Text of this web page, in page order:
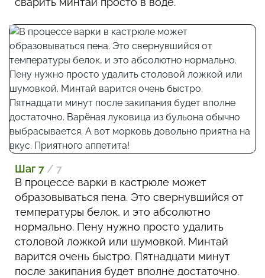
Шаг 7 / 7
В процессе варки в кастрюле может
образовываться пена. Это свернувшийся от
температуры белок, и это абсолютно
нормально. Пену нужно просто удалить
столовой ложкой или шумовкой. Минтай
варится очень быстро. Пятнадцати минут
после закипания будет вполне достаточно.